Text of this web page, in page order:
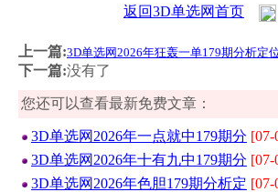
返回3D单选网首页
上一篇:3D单选网2026年狂轰一单179期分析
下一篇:没有了
您还可以查看最新免费文章：
3D单选网2026年一点就中179期分 [07-
3D单选网2026年十有九中179期分 [07-
3D单选网2026年色胆179期分析定 [07-